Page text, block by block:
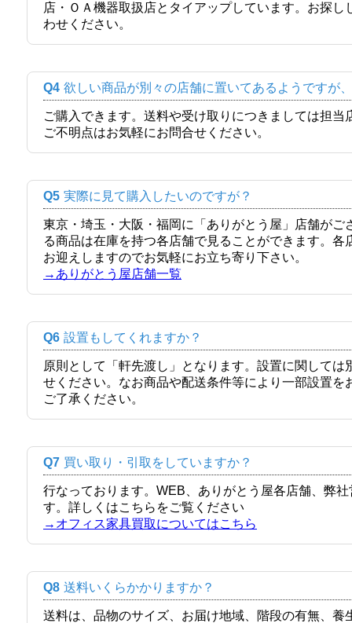
店・ＯＡ機器取扱店とタイアップしています。お探
わせください。
Q4 欲しい商品が別々の店舗に置いてあるようですが
ご購入できます。送料や受け取りにつきましては担
ご不明点はお気軽にお問合せください。
Q5 実際に見て購入したいのですが？
東京・埼玉・大阪・福岡に「ありがとう屋」店舗が
る商品は在庫を持つ各店舗で見ることができます。
お迎えしますのでお気軽にお立ち寄り下さい。
→ありがとう屋店舗一覧
Q6 設置もしてくれますか？
原則として「軒先渡し」となります。設置に関して
せください。なお商品や配送条件等により一部設置
ご了承ください。
Q7 買い取り・引取をしていますか？
行なっております。WEB、ありがとう屋各店舗、弊
す。詳しくはこちらをご覧ください
→オフィス家具買取についてはこちら
Q8 送料いくらかかりますか？
送料は、品物のサイズ、お届け地域、階段の有無、